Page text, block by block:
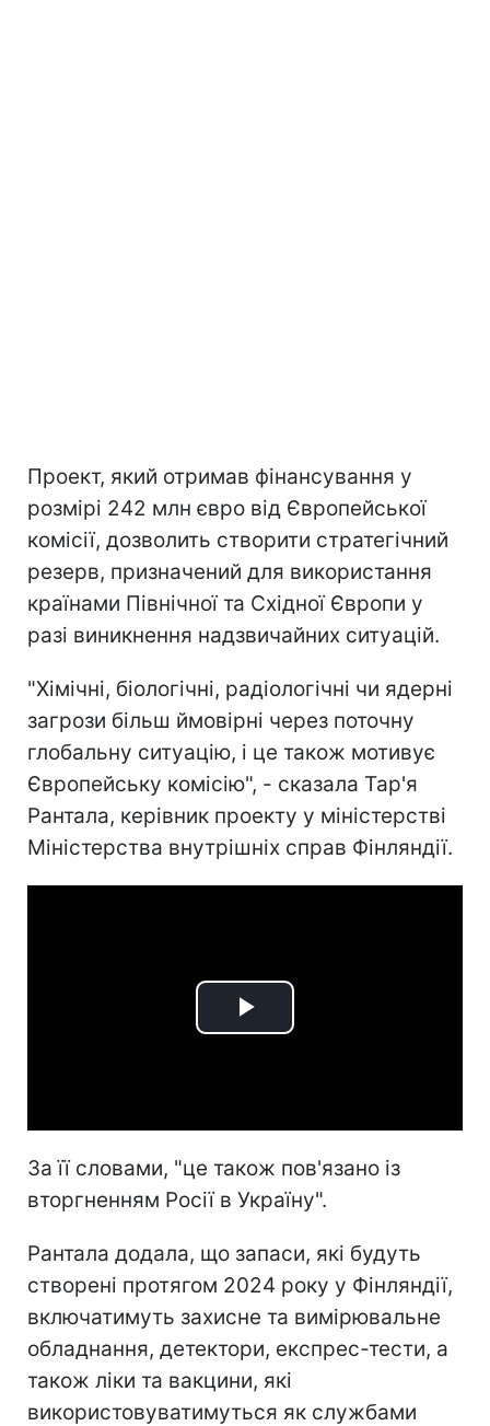
Проект, який отримав фінансування у
розмірі 242 млн євро від Європейської
комісії, дозволить створити стратегічний
резерв, призначений для використання
країнами Північної та Східної Європи у
разі виникнення надзвичайних ситуацій.
"Хімічні, біологічні, радіологічні чи ядерні
загрози більш ймовірні через поточну
глобальну ситуацію, і це також мотивує
Європейську комісію", - сказала Тар'я
Рантала, керівник проекту у міністерстві
Міністерства внутрішніх справ Фінляндії.
Play
За її словами, "це також пов'язано із
вторгненням Росії в Україну".
Рантала додала, що запаси, які будуть
створені протягом 2024 року у Фінляндії,
включатимуть захисне та вимірювальне
обладнання, детектори, експрес-тести, а
також ліки та вакцини, які
використовуватимуться як службами